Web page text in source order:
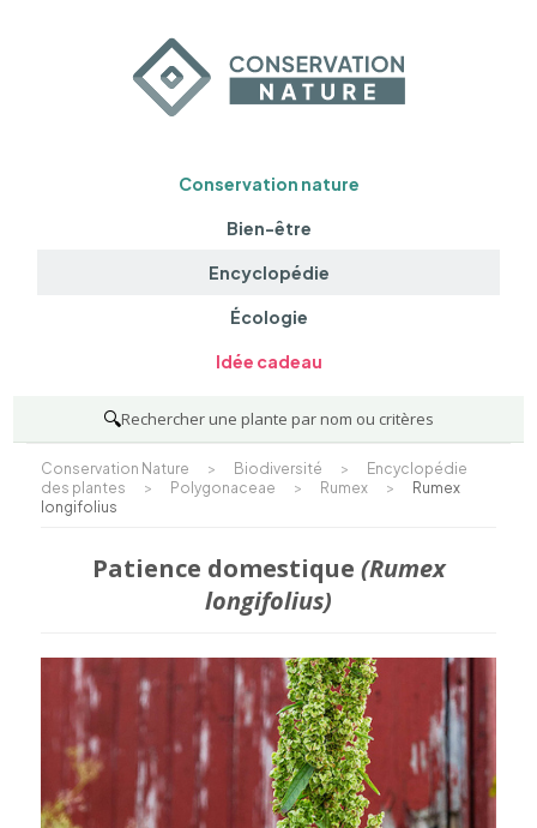
Conservation nature
Bien-être
Encyclopédie
Écologie
Idée cadeau
🔍Rechercher une plante par nom ou critères
Conservation Nature > Biodiversité >
Encyclopédie
des plantes
> Polygonaceae > Rumex >
Rumex
longifolius
Patience domestique (Rumex
longifolius)